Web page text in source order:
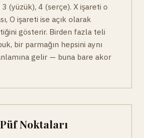
(yüzük), 4 (serçe). X işareti o
O işareti ise açık olarak
gösterir. Birden fazla teli
bir parmağın hepsini aynı
gelir — buna bare akor
Noktaları